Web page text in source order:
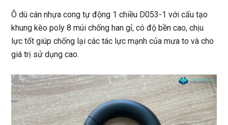
Ô dù cán nhựa cong tự động 1 chiều D053-1với cấu tạo
khung kèo poly 8 múi chống han gỉ, có độ bền cao, chịu
lực tốt giúp chống lại các tác lực mạnh của mưa to và cho
giá trị sử dụng cao.